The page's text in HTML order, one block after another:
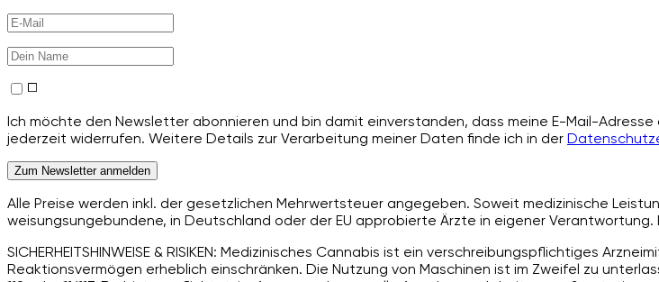
Ich möchte den Newsletter abonnieren und bin damit einverstanden, dass meine E-Mail-
jederzeit widerrufen. Weitere Details zur Verarbeitung meiner Daten finde ich in der
Zum Newsletter anmelden
Alle Preise werden inkl. der gesetzlichen Mehrwertsteuer angegeben. Soweit medizinische
weisungsungebundene, in Deutschland oder der EU approbierte Ärzte in eigener
SICHERHEITSHINWEISE & RISIKEN: Medizinisches Cannabis ist ein verschreibungspflichtiges
Reaktionsvermögen erheblich einschränken. Die Nutzung von Maschinen ist im Zweifel zu